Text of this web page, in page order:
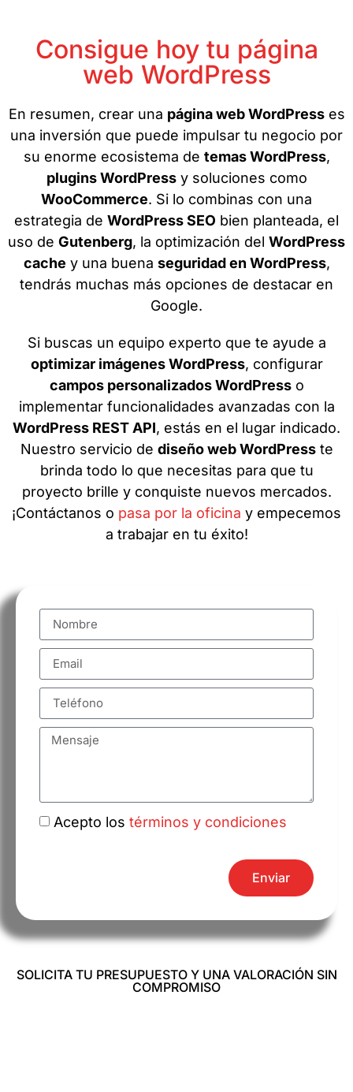
Consigue hoy tu página
web WordPress
En resumen, crear una página web WordPresses
una inversión que puede impulsar tu negocio por
su enorme ecosistema de temas WordPress,
plugins WordPressy soluciones como
WooCommerce. Si lo combinas con una
estrategia de WordPress SEO bien planteada, el
uso de Gutenberg, la optimización del WordPress
cache y una buena seguridad en WordPress,
tendrás muchas más opciones de destacar en
Google.
Si buscas un equipo experto que te ayude a
optimizar imágenes WordPress, configurar
campos personalizados WordPresso
implementar funcionalidades avanzadas con la
WordPress REST API, estás en el lugar indicado.
Nuestro servicio de diseño web WordPresste
brinda todo lo que necesitas para que tu
proyecto brille y conquiste nuevos mercados.
¡Contáctanos o pasa por la oficina y empecemos
a trabajar en tu éxito!
Acepto los términos y condiciones
Enviar
SOLICITA TU PRESUPUESTO Y UNA VALORACIÓN SIN
COMPROMISO